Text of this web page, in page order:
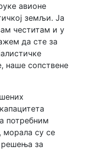
авионе
земљи. Ја
честитам и у
да сте за
наше сопствене
потребним
су се
решења за